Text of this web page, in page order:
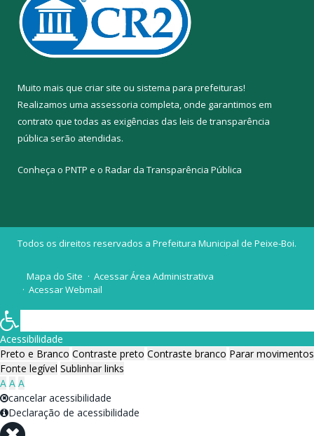
Muito mais que criar site ou sistema para prefeituras!
Realizamos uma assessoria completa, onde garantimos em
contrato que todas as exigências das leis de transparência
pública serão atendidas.
Conheça o PNTP e o Radar da Transparência Pública
Todos os direitos reservados a Prefeitura Municipal de Peixe-Boi.
Mapa do Site
Acessar Área Administrativa
Acessar Webmail
Acessibilidade
Preto e Branco Contraste preto Contraste branco Parar movimentos
Fonte legível Sublinhar links
A A A
cancelar acessibilidade
Declaração de acessibilidade